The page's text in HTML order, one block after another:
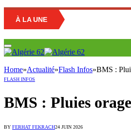
À LA UNE
Home»Actualité»Flash Infos»BMS :
FLASH INFOS
BMS : Pluies
BY FERHAT FEKRACH24 JUIN 2026